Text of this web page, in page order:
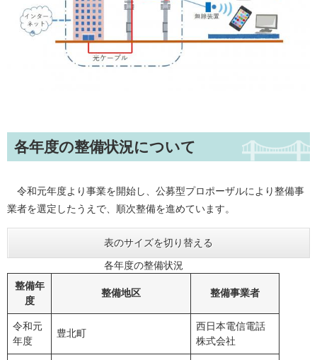
各年度の整備状況について
令和元年度より事業を開始し、公募型プロポーザルにより整備事
業者を選定したうえで、順次整備を進めています。
表のサイズを切り替える
各年度の整備状況
整備年
度
整備地区 整備事業者
令和元
年度
豊北町
西日本電信電話
株式会社